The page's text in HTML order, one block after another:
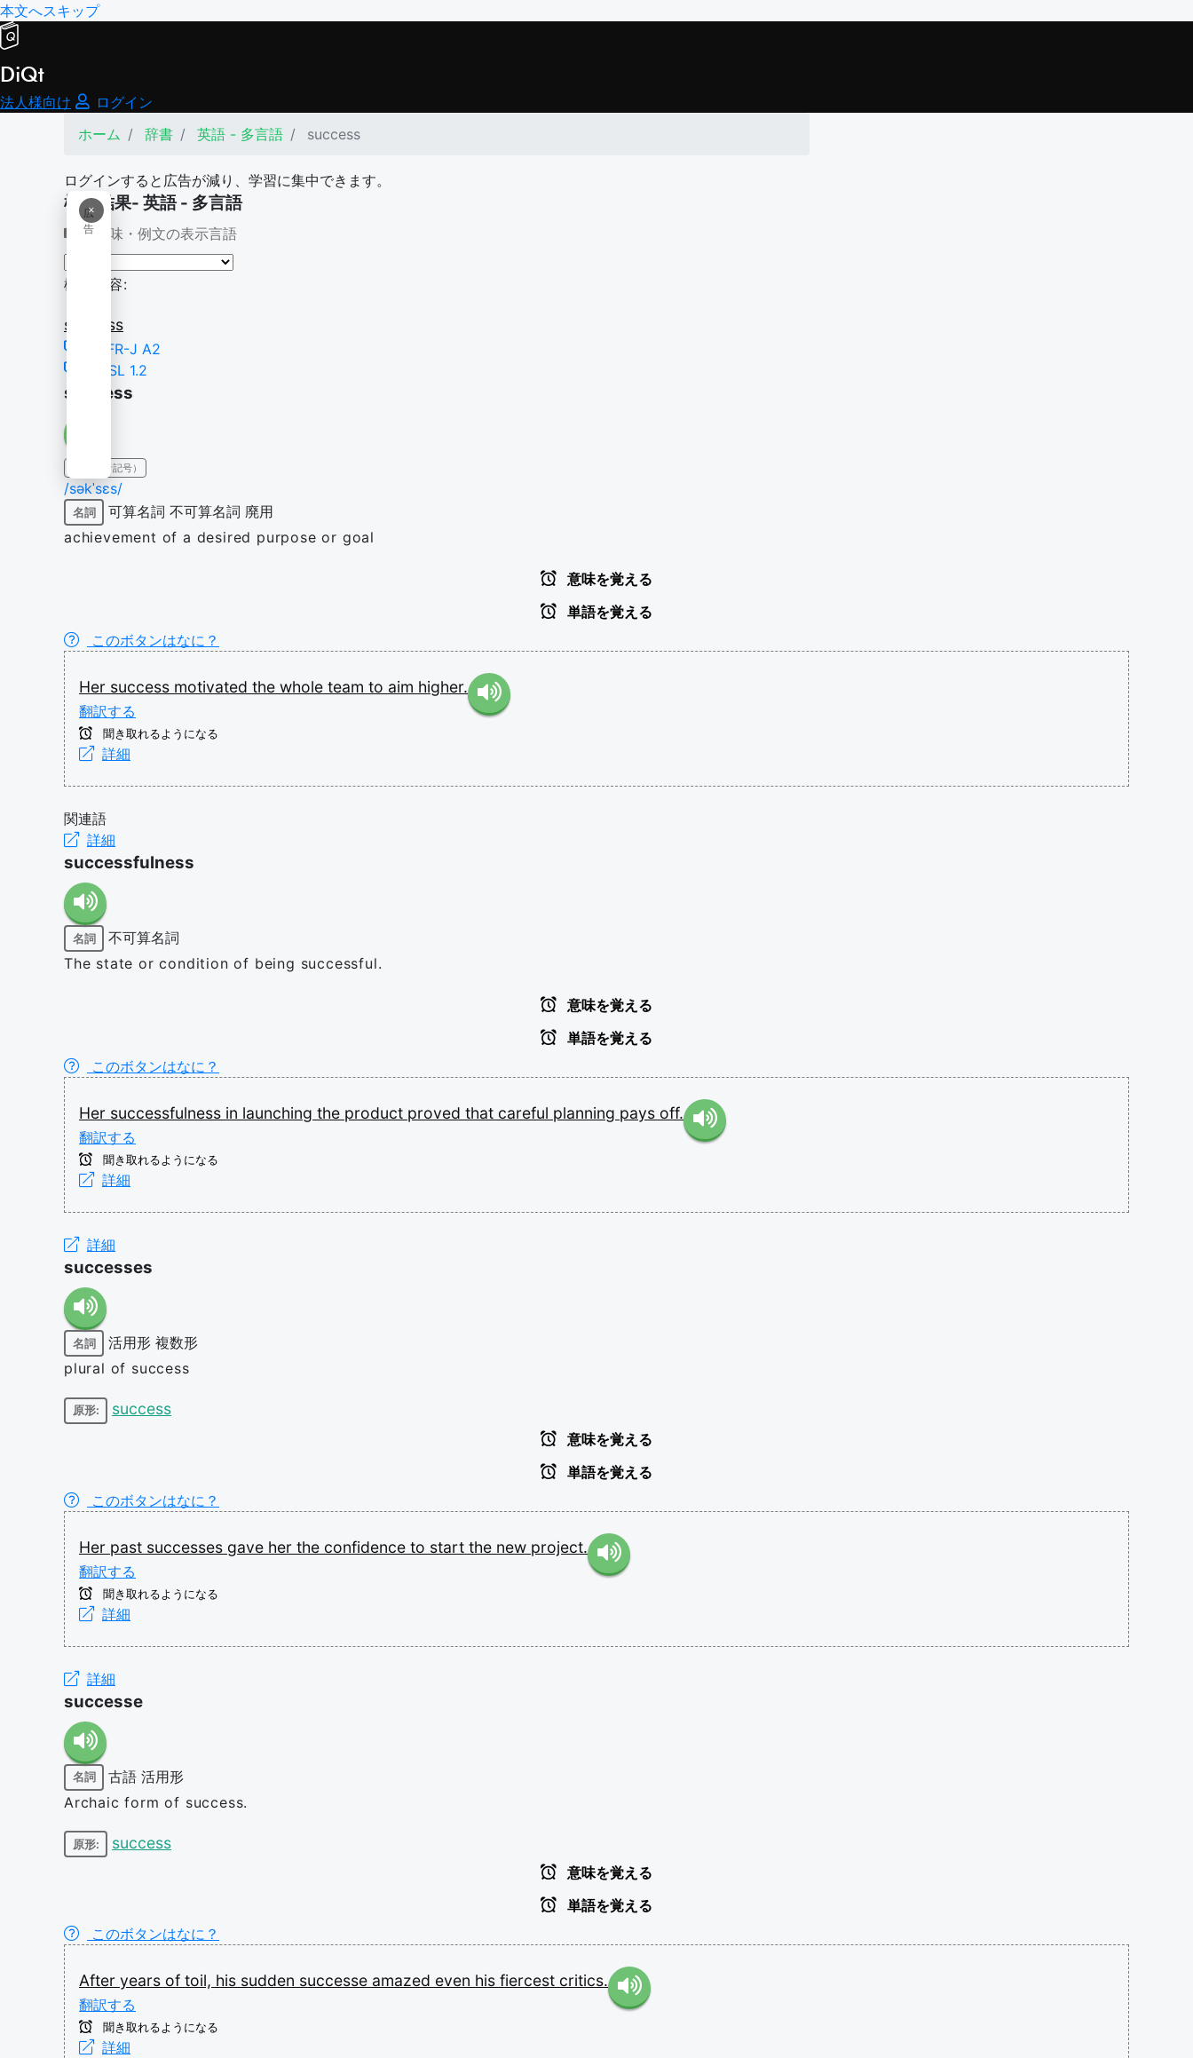
本文へスキップ
DiQt
法人様向け
ログイン
ホーム
辞書 英語 - 多言語 success
ログインすると広告が減り、学習に集中できます。
×
広
告
検索結果- 英語 - 多言語
意味・例文の表示言語
検索内容:
success
CEFR-J A2
NGSL 1.2
success
IPA（発音記号）
/səkˈsɛs/
名詞 可算名詞 不可算名詞 廃用
achievement of a desired purpose or goal
意味を覚える
単語を覚える
このボタンはなに？
Her success motivated the whole team to aim higher.
翻訳する
聞き取れるようになる
詳細
関連語
詳細
successfulness
名詞
不可算名詞
The state or condition of being successful.
意味を覚える
単語を覚える
このボタンはなに？
Her successfulness in launching the product proved that careful planning pays off.
翻訳する
聞き取れるようになる
詳細
詳細
successes
名詞 活用形 複数形
plural of success
原形: success
意味を覚える
単語を覚える
このボタンはなに？
Her past successes gave her the confidence to start the new project.
翻訳する
聞き取れるようになる
詳細
詳細
successe
名詞 古語 活用形
Archaic form of success.
原形: success
意味を覚える
単語を覚える
このボタンはなに？
After years of toil, his sudden successe amazed even his fiercest critics.
翻訳する
聞き取れるようになる
詳細